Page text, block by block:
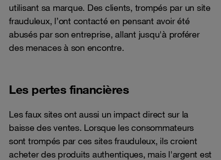
utilisant sa marque. Des clients, trompés par un site
frauduleux, l’ont contacté en pensant avoir été
abusés par son entreprise, allant jusqu'à proférer
des menaces à son encontre.
Les pertes financières
Les faux sites ont aussi un impact direct sur la
baisse des ventes. Lorsque les consommateurs
sont trompés par ces sites frauduleux, ils croient
acheter des produits authentiques, mais l'argent est